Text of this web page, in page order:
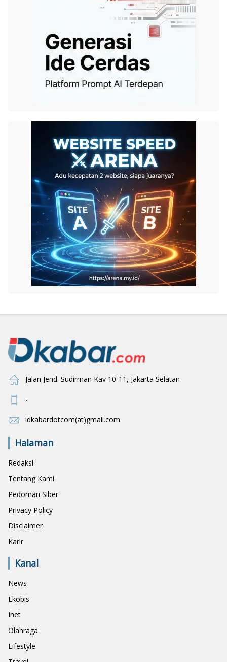
Jalan Jend. Sudirman Kav 10-11, Jakarta Selatan
-
idkabardotcom(at)gmail.com
Halaman
Redaksi
Tentang Kami
Pedoman Siber
Privacy Policy
Disclaimer
Karir
Kanal
News
Ekobis
Inet
Olahraga
Lifestyle